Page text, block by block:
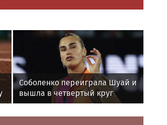
Соболенко переиграла Шуай и
вышла в четвертый круг
турнира в Торонто